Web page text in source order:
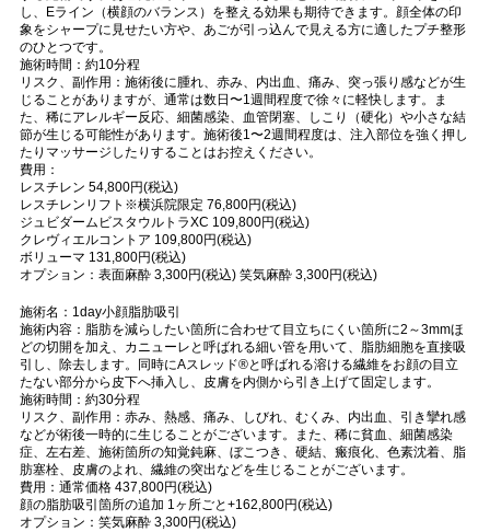
し、Eライン（横顔のバランス）を整える効果も期待できます。顔全体の印
象をシャープに見せたい方や、あごが引っ込んで見える方に適したプチ整形
のひとつです。
施術時間：約10分程
リスク、副作用：施術後に腫れ、赤み、内出血、痛み、突っ張り感などが生
じることがありますが、通常は数日〜1週間程度で徐々に軽快します。ま
た、稀にアレルギー反応、細菌感染、血管閉塞、しこり（硬化）や小さな結
節が生じる可能性があります。施術後1〜2週間程度は、注入部位を強く押し
たりマッサージしたりすることはお控えください。
費用：
レスチレン 54,800円(税込)
レスチレンリフト※横浜院限定 76,800円(税込)
ジュビダームビスタウルトラXC 109,800円(税込)
クレヴィエルコントア 109,800円(税込)
ボリューマ 131,800円(税込)
オプション：表面麻酔 3,300円(税込) 笑気麻酔 3,300円(税込)
施術名：1day小顔脂肪吸引
施術内容：脂肪を減らしたい箇所に合わせて目立ちにくい箇所に2～3mmほ
どの切開を加え、カニューレと呼ばれる細い管を用いて、脂肪細胞を直接吸
引し、除去します。同時にAスレッド®と呼ばれる溶ける繊維をお顔の目立
たない部分から皮下へ挿入し、皮膚を内側から引き上げて固定します。
施術時間：約30分程
リスク、副作用：赤み、熱感、痛み、しびれ、むくみ、内出血、引き攣れ感
などが術後一時的に生じることがございます。また、稀に貧血、細菌感染
症、左右差、施術箇所の知覚鈍麻、ぼこつき、硬結、瘢痕化、色素沈着、脂
肪塞栓、皮膚のよれ、繊維の突出などを生じることがございます。
費用：通常価格 437,800円(税込)
顔の脂肪吸引箇所の追加 1ヶ所ごと+162,800円(税込)
オプション：笑気麻酔 3,300円(税込)